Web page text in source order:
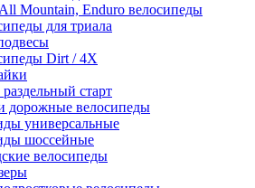
Mountain, Enduro велосипеды
для триала
Dirt / 4X
старт
дорожные велосипеды
универсальные
шоссейные
велосипеды